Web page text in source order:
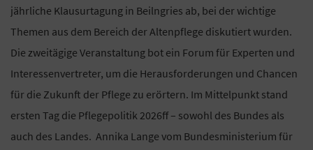
jährliche Klausurtagung in Beilngries ab, bei der wichtige
Themen aus dem Bereich der Altenpflege diskutiert wurden.
Die zweitägige Veranstaltung bot ein Forum für Experten und
Interessenvertreter, um die Herausforderungen und Chancen
für die Zukunft der Pflege zu erörtern. Im Mittelpunkt stand
ersten Tag die Pflegepolitik 2026ff – sowohl des Bundes als
auch des Landes. Annika Lange vom Bundesministerium für